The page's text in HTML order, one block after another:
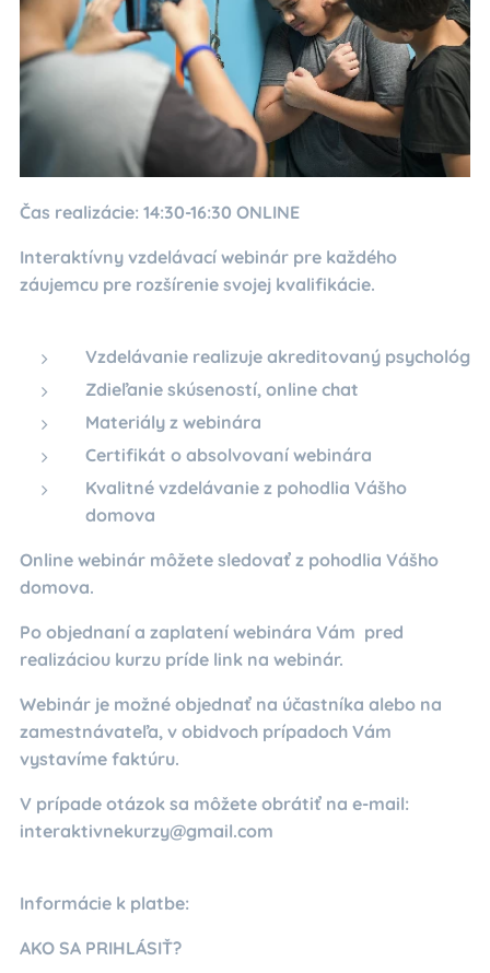
Čas realizácie: 14:30-16:30 ONLINE
Interaktívny vzdelávací webinár pre každého
záujemcu pre rozšírenie svojej kvalifikácie.
Vzdelávanie realizuje akreditovaný psychológ
Zdieľanie skúseností, online chat
Materiály z webinára
Certifikát o absolvovaní webinára
Kvalitné vzdelávanie z pohodlia Vášho
domova
Online webinár môžete sledovať z pohodlia Vášho
domova.
Po objednaní a zaplatení webinára Vám pred
realizáciou kurzu príde link na webinár.
Webinár je možné objednať na účastníka alebo na
zamestnávateľa, v obidvoch prípadoch Vám
vystavíme faktúru.
V prípade otázok sa môžete obrátiť na e-mail:
interaktivnekurzy@gmail.com
Informácie k platbe:
AKO SA PRIHLÁSIŤ?